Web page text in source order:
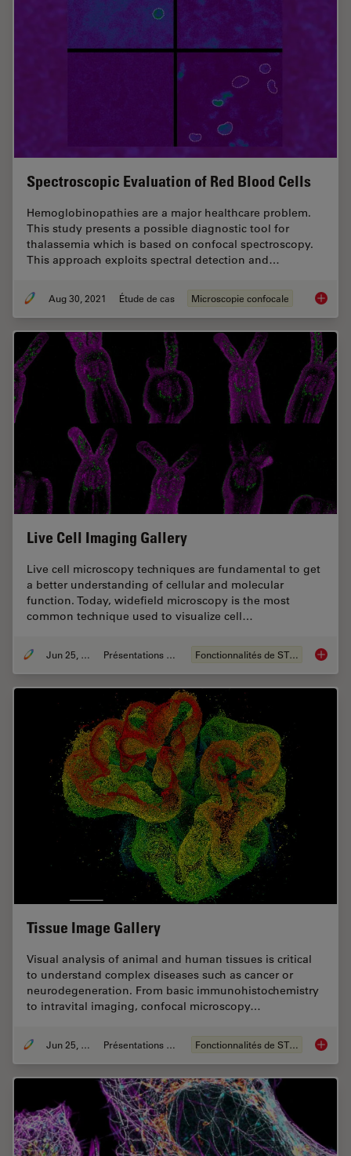
Spectroscopic Evaluation of Red Blood Cells
Hemoglobinopathies are a major healthcare problem.
This study presents a possible diagnostic tool for
thalassemia which is based on confocal spectroscopy.
This approach exploits spectral detection and…
Aug 30, 2021 Étude de cas Microscopie confocale
Live Cell Imaging Gallery
Live cell microscopy techniques are fundamental to get
a better understanding of cellular and molecular
function. Today, widefield microscopy is the most
common technique used to visualize cell…
Jun 25, 2021 Présentations du CSF Fonctionnalités de STELLARIS Live
Tissue Image Gallery
Visual analysis of animal and human tissues is critical
to understand complex diseases such as cancer or
neurodegeneration. From basic immunohistochemistry
to intravital imaging, confocal microscopy…
Jun 25, 2021 Présentations du CSF Fonctionnalités de STELLARIS Tissue